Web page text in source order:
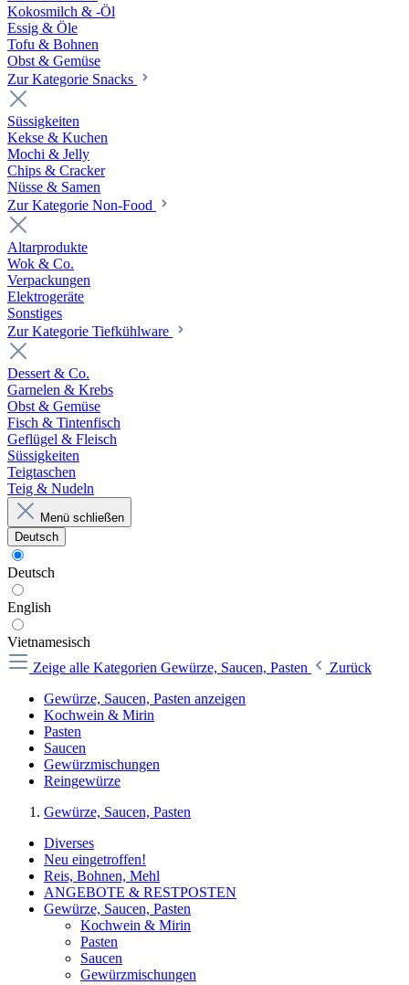
Kokosmilch & -Öl
Essig & Öle
Tofu & Bohnen
Obst & Gemüse
Zur Kategorie Snacks
Süssigkeiten
Kekse & Kuchen
Mochi & Jelly
Chips & Cracker
Nüsse & Samen
Zur Kategorie Non-Food
Altarprodukte
Wok & Co.
Verpackungen
Elektrogeräte
Sonstiges
Zur Kategorie Tiefkühlware
Dessert & Co.
Garnelen & Krebs
Obst & Gemüse
Fisch & Tintenfisch
Geflügel & Fleisch
Süssigkeiten
Teigtaschen
Teig & Nudeln
Menü schließen
Deutsch
Deutsch
English
Vietnamesisch
Zeige alle Kategorien Gewürze, Saucen, Pasten
Zurück
Gewürze, Saucen, Pasten anzeigen
Kochwein & Mirin
Pasten
Saucen
Gewürzmischungen
Reingewürze
Gewürze, Saucen, Pasten
Diverses
Neu eingetroffen!
Reis, Bohnen, Mehl
ANGEBOTE & RESTPOSTEN
Gewürze, Saucen, Pasten
Kochwein & Mirin
Pasten
Saucen
Gewürzmischungen